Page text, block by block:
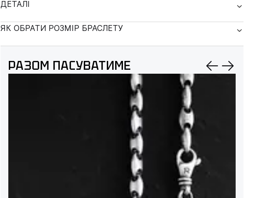
ДЕТАЛІ
ЯК ОБРАТИ РОЗМІР БРАСЛЕТУ
РАЗОМ ПАСУВАТИМЕ